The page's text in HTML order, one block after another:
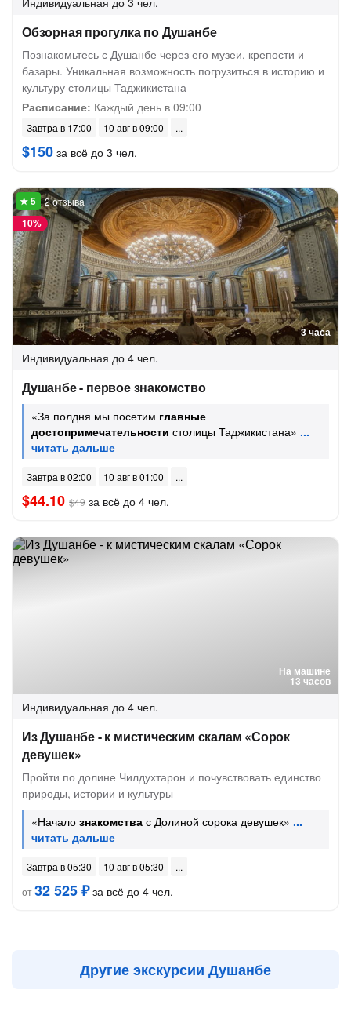
Обзорная прогулка по Душанбе
Познакомьтесь с Душанбе через его музеи, крепости и
базары. Уникальная возможность погрузиться в историю и
культуру столицы Таджикистана
Расписание: Каждый день в 09:00
Завтра в 17:00 10 авг в 09:00
$150 за всё до 3 чел.
3 часа
-10%
2 отзыва
Индивидуальная до 4 чел.
Душанбе - первое знакомство
«За полдня мы посетим главные
достопримечательности столицы Таджикистана»
Завтра в 02:00 10 авг в 01:00
$44.10 $49 за всё до 4 чел.
На машине
13 часов
Индивидуальная до 4 чел.
Из Душанбе - к мистическим скалам «Сорок
девушек»
Пройти по долине Чилдухтарон и почувствовать единство
природы, истории и культуры
«Начало знакомства с Долиной сорока девушек»
Завтра в 05:30
10 авг в 05:30
от32 525 ₽за всё до 4 чел.
Другие экскурсии Душанбе